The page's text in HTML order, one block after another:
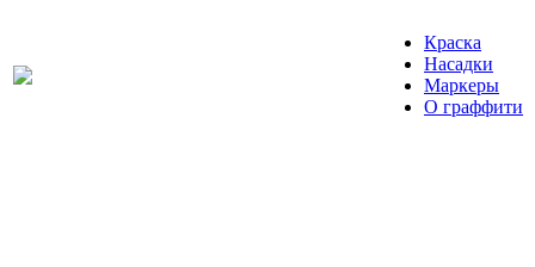
Краска
Насадки
Маркеры
О граффити